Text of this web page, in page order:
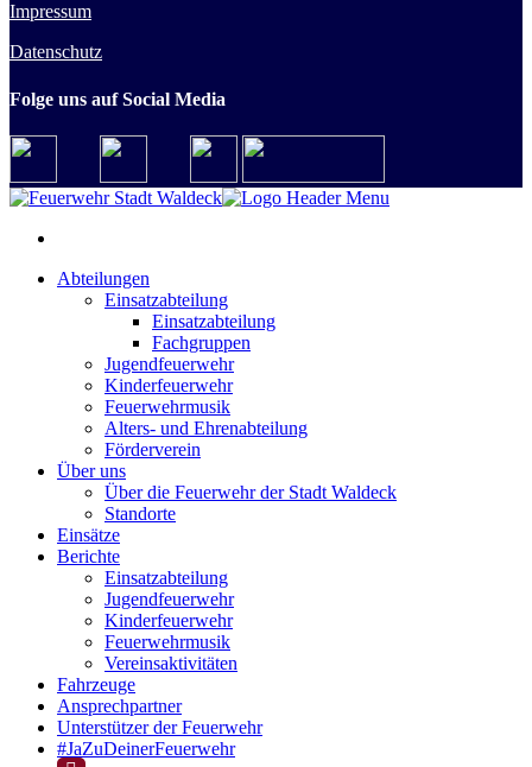
Impressum
Datenschutz
Folge uns auf Social Media
Abteilungen
Einsatzabteilung
Einsatzabteilung
Fachgruppen
Jugendfeuerwehr
Kinderfeuerwehr
Feuerwehrmusik
Alters- und Ehrenabteilung
Förderverein
Über uns
Über die Feuerwehr der Stadt Waldeck
Standorte
Einsätze
Berichte
Einsatzabteilung
Jugendfeuerwehr
Kinderfeuerwehr
Feuerwehrmusik
Vereinsaktivitäten
Fahrzeuge
Ansprechpartner
Unterstützer der Feuerwehr
#JaZuDeinerFeuerwehr